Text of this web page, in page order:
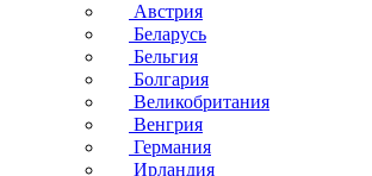
Австрия
Беларусь
Бельгия
Болгария
Великобритания
Венгрия
Германия
Ирландия